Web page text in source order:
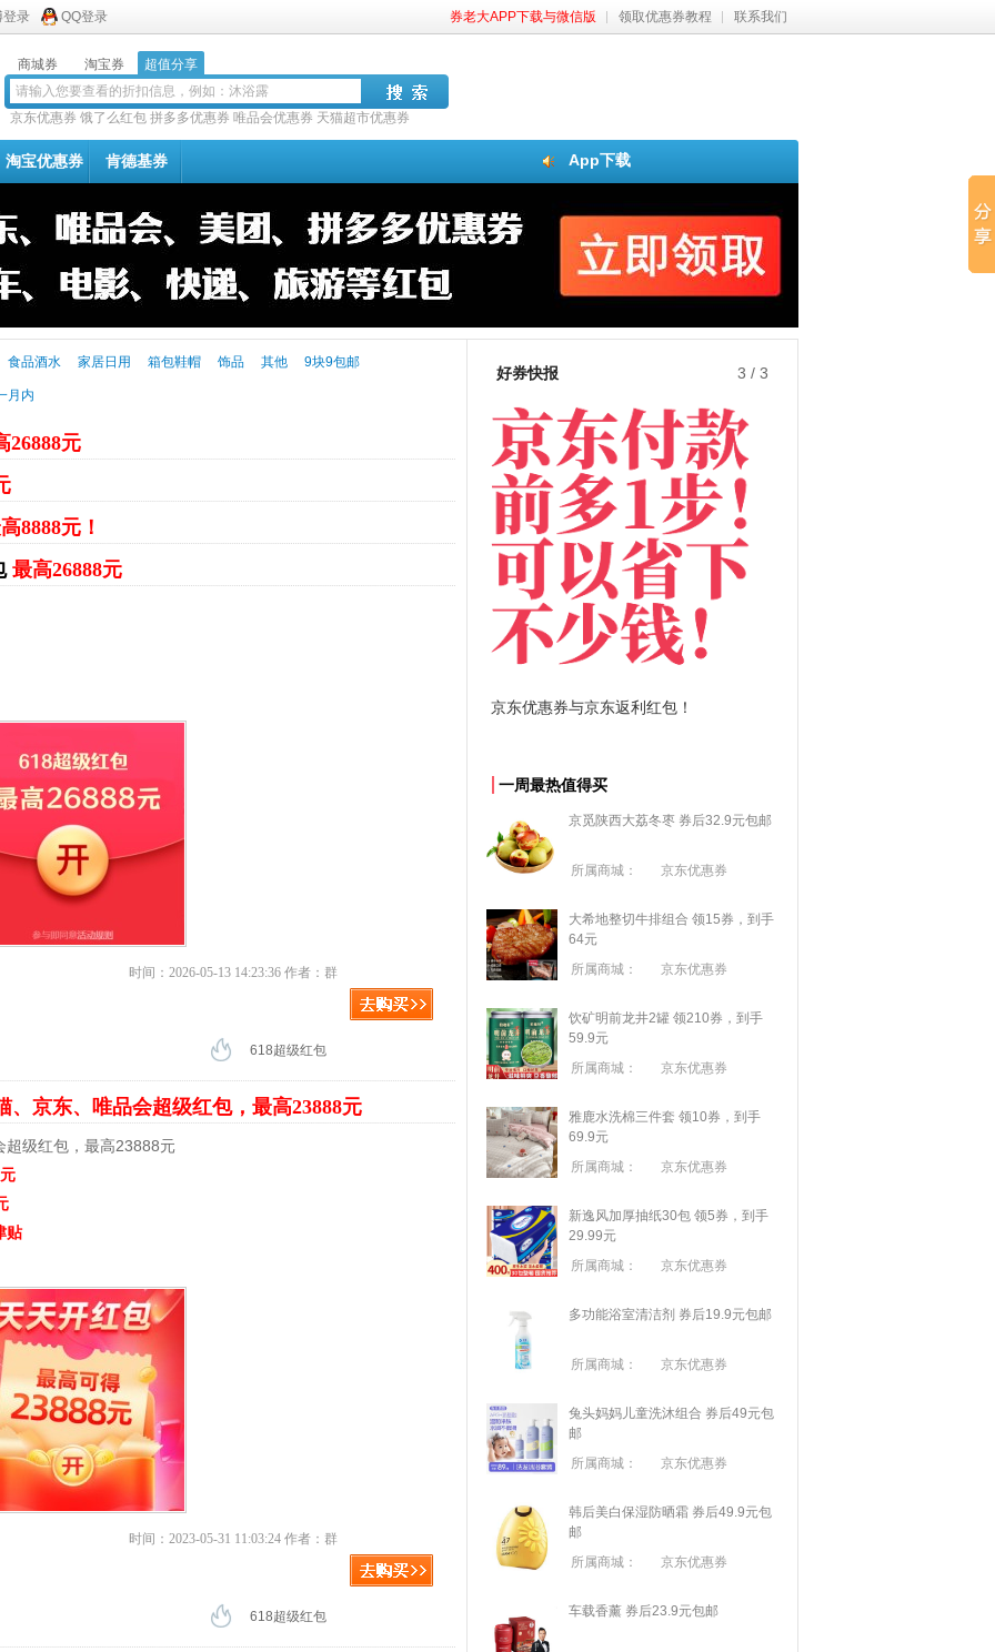
登录 QQ登录 券老大APP下载与微信版 领取优惠券教程 联系我们
商城券 淘宝券 超值分享
京东优惠券 饿了么红包 拼多多优惠券 唯品会优惠券 天猫超市优惠券
App下载
淘宝优惠券 肯德基券
食品酒水 家居日用 箱包鞋帽 饰品 其他 9块9包邮
月内
26888元
8888元！
最高26888元
时间：2026-05-13 14:23:36 作者：群
618超级红包
、京东、唯品会超级红包，最高23888元
超级红包，最高23888元
贴
时间：2023-05-31 11:03:24 作者：群
618超级红包
好券快报 3 / 3
拼多多优惠券+拼多多返利
一周最热值得买
京觅陕西大荔冬枣 券后32.9元包邮
所属商城： 京东优惠券
大希地整切牛排组合 领15券，到手
64元
所属商城：
京东优惠券
饮矿明前龙井2罐 领210券，到手
59.9元
所属商城：
京东优惠券
雅鹿水洗棉三件套 领10券，到手
69.9元
所属商城：
京东优惠券
新逸风加厚抽纸30包 领5券，到手
29.99元
所属商城：
京东优惠券
多功能浴室清洁剂 券后19.9元包邮
所属商城： 京东优惠券
兔头妈妈儿童洗沐组合 券后49元包
邮
所属商城：
京东优惠券
韩后美白保湿防晒霜 券后49.9元包
邮
所属商城：
京东优惠券
车载香薰 券后23.9元包邮